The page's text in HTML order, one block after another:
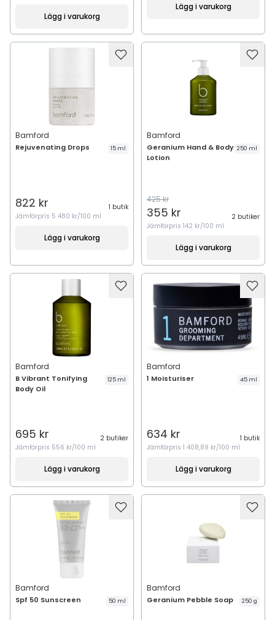
Lägg i varukorg
Lägg i varukorg
Bamford
Rejuvenating Drops 15 ml
822 kr
1 butik
Jämförpris 5 480 kr/100 ml
Lägg i varukorg
Bamford
Geranium Hand & Body
Lotion
250 ml
425 kr
355 kr
2 butiker
Jämförpris 142 kr/100 ml
Lägg i varukorg
Bamford
B Vibrant Tonifying
Body Oil
125 ml
695 kr
2 butiker
Jämförpris 556 kr/100 ml
Lägg i varukorg
Bamford
1 Moisturiser 45 ml
634 kr
1 butik
Jämförpris 1 408,89 kr/100 ml
Lägg i varukorg
Bamford
Spf 50 Sunscreen 50 ml
Bamford
Geranium Pebble Soap 250 g